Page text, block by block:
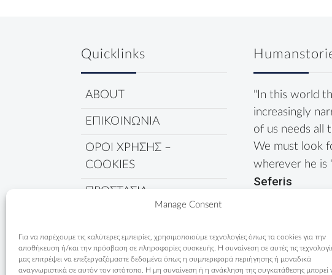
Manage Consent
Για να παρέχουμε τις καλύτερες εμπειρίες, χρησιμοποιούμε τεχνολογίες όπως τα cookies για την
αποθήκευση ή/και την πρόσβαση σε πληροφορίες συσκευής. Η συναίνεση σε αυτές τις
μας επιτρέψει να επεξεργαζόμαστε δεδομένα όπως η συμπεριφορά περιήγησης ή μοναδικά
αναγνωριστικά σε αυτόν τον ιστότοπο. Η μη συναίνεση ή η ανάκληση της συγκατάθεσης μπορεί
Quicklinks
ABOUT
ΕΠΙΚΟΙΝΩΝΙΑ
ΟΡΟΙ ΧΡΗΣΗΣ –
COOKIES
ΠΡΟΣΤΑΣΙΑ
ΔΕΔΟΜΕΝΩΝ
ΠΟΛΙΤΙΚΗ COOKIES
"In this world
increasingly
of us needs all
We must look
wherever he is
Seferis